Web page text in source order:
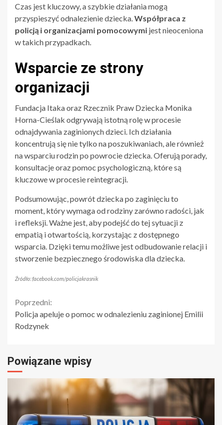
Czas jest kluczowy, a szybkie działania mogą
przyspieszyć odnalezienie dziecka.Współpraca z
policją i organizacjami pomocowymi jest nieoceniona
w takich przypadkach.
Wsparcie ze strony
organizacji
Fundacja Itaka oraz Rzecznik Praw Dziecka Monika
Horna-Cieślak odgrywają istotną rolę w procesie
odnajdywania zaginionych dzieci. Ich działania
koncentrują się nie tylko na poszukiwaniach, ale również
na wsparciu rodzin po powrocie dziecka. Oferują porady,
konsultacje oraz pomoc psychologiczną, które są
kluczowe w procesie reintegracji.
Podsumowując, powrót dziecka po zaginięciu to
moment, który wymaga od rodziny zarówno radości, jak
i refleksji. Ważne jest, aby podejść do tej sytuacji z
empatią i otwartością, korzystając z dostępnego
wsparcia. Dzięki temu możliwe jest odbudowanie relacji i
stworzenie bezpiecznego środowiska dla dziecka.
Źródło: facebook.com/policjakrasnik
Continue
Reading
Poprzedni:
Policja apeluje o pomoc w odnalezieniu zaginionej Emilii
Rodzynek
Powiązane wpisy